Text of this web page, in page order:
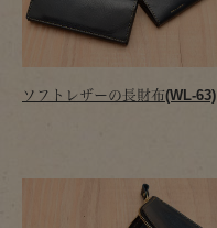
ソフトレザーの長財布(WL-63)